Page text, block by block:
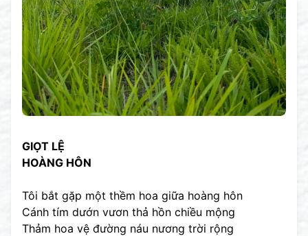
GIỌT LỆ
HOÀNG HÔN
Tôi bắt gặp một thềm hoa giữa hoàng hôn
Cánh tím dướn vươn thả hồn chiều mộng
Thảm hoa vệ đường náu nương trời rộng